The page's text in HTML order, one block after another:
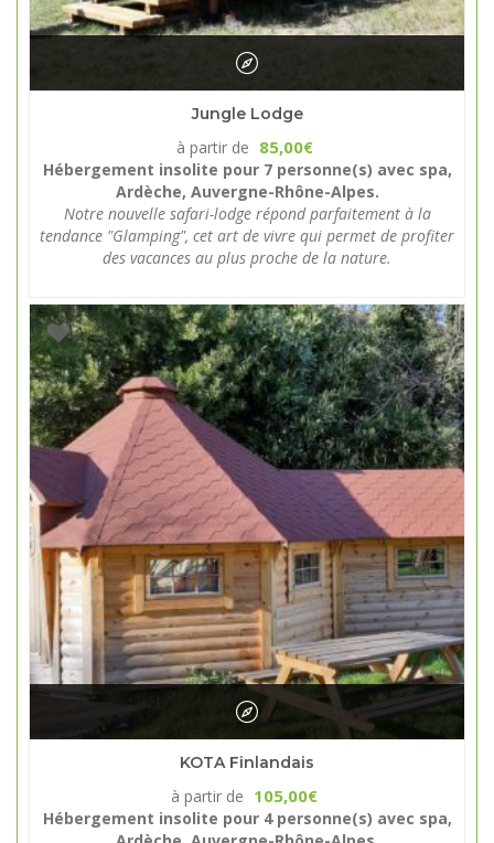
Jungle Lodge
à partir de 85,00€
Hébergement insolite pour 7 personne(s) avec spa,
Ardèche, Auvergne-Rhône-Alpes.
Notre nouvelle safari-lodge répond parfaitement à la
tendance "Glamping", cet art de vivre qui permet de profiter
des vacances au plus proche de la nature.
KOTA Finlandais
à partir de 105,00€
Hébergement insolite pour 4 personne(s) avec spa,